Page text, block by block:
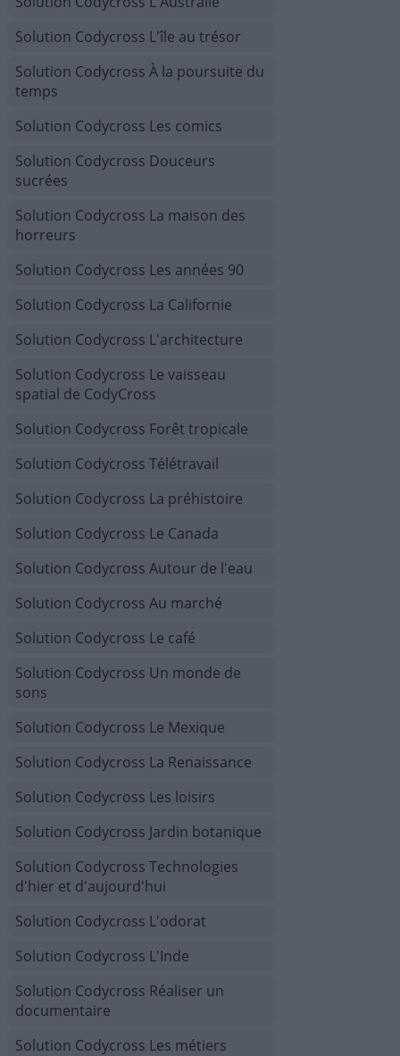
Solution Codycross L'île au trésor
Solution Codycross À la poursuite du
temps
Solution Codycross Les comics
Solution Codycross Douceurs
sucrées
Solution Codycross La maison des
horreurs
Solution Codycross Les années 90
Solution Codycross La Californie
Solution Codycross L'architecture
Solution Codycross Le vaisseau
spatial de CodyCross
Solution Codycross Forêt tropicale
Solution Codycross Télétravail
Solution Codycross La préhistoire
Solution Codycross Le Canada
Solution Codycross Autour de l'eau
Solution Codycross Au marché
Solution Codycross Le café
Solution Codycross Un monde de
sons
Solution Codycross Le Mexique
Solution Codycross La Renaissance
Solution Codycross Les loisirs
Solution Codycross Jardin botanique
Solution Codycross Technologies
d'hier et d'aujourd'hui
Solution Codycross L'odorat
Solution Codycross L'Inde
Solution Codycross Réaliser un
documentaire
Solution Codycross Les métiers